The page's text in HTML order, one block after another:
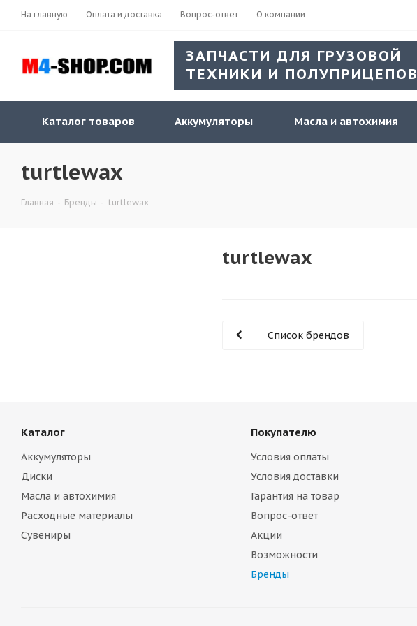
На главную Оплата и доставка Вопрос-ответ О компании
ЗАПЧАСТИ ДЛЯ ГРУЗОВОЙ
ТЕХНИКИ И ПОЛУПРИЦЕПОВ
Каталог товаров Аккумуляторы Масла и автохимия
turtlewax
Главная - Бренды - turtlewax
turtlewax
Список брендов
Каталог
Аккумуляторы
Диски
Масла и автохимия
Расходные материалы
Сувениры
Покупателю
Условия оплаты
Условия доставки
Гарантия на товар
Вопрос-ответ
Акции
Возможности
Бренды